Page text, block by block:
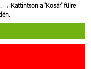
→ Kattintson a "Kosár" fülre